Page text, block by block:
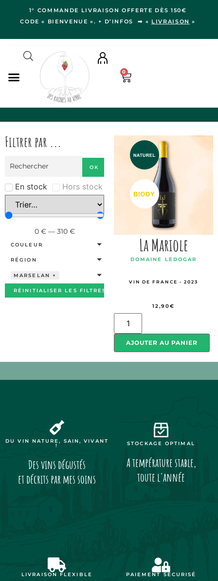
1° COMMANDE LIVRAISON OFFERTE DÈS 150€
CODE « BIENVENUE ». + D’INFOS ➡ « LIVRAISON »
NOS VINS
RÉGIONS
LE VERGER
NOS VIGNERON.NE.S
BLOG
0
Filtrer par ...
OK
En stock Hors stock
0 €— 310 €
COULEUR
RÉGION
MARSELAN ×
RÉINITIALISER LES FILTRES
La Mariole
DOMAINE LEDOGAR
VIN DE FRANCE - 2023
12,90€
AJOUTER AU PANIER
DU VIN NATURE, SAIN, VIVANT
!
Des vins dégustés
et décrits par mes soins
STOCKAGE OPTIMAL
A température stable,
toute l'année
LIVRAISON FLEXIBLE PAIEMENT SÉCURISÉ